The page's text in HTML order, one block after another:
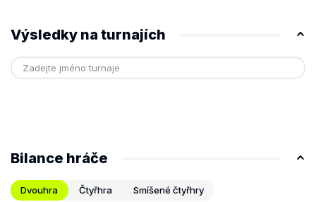
Výsledky na turnajích
Bilance hráče
Dvouhra Čtyřhra Smíšené čtyřhry